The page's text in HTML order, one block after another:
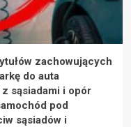
zachowujących
do auta
sąsiadami i opór
pod
sąsiadów i